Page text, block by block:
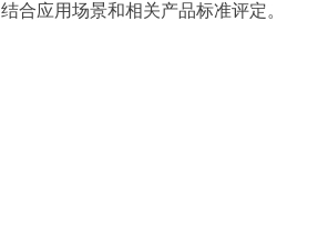
结合应用场景和相关产品标准评定。